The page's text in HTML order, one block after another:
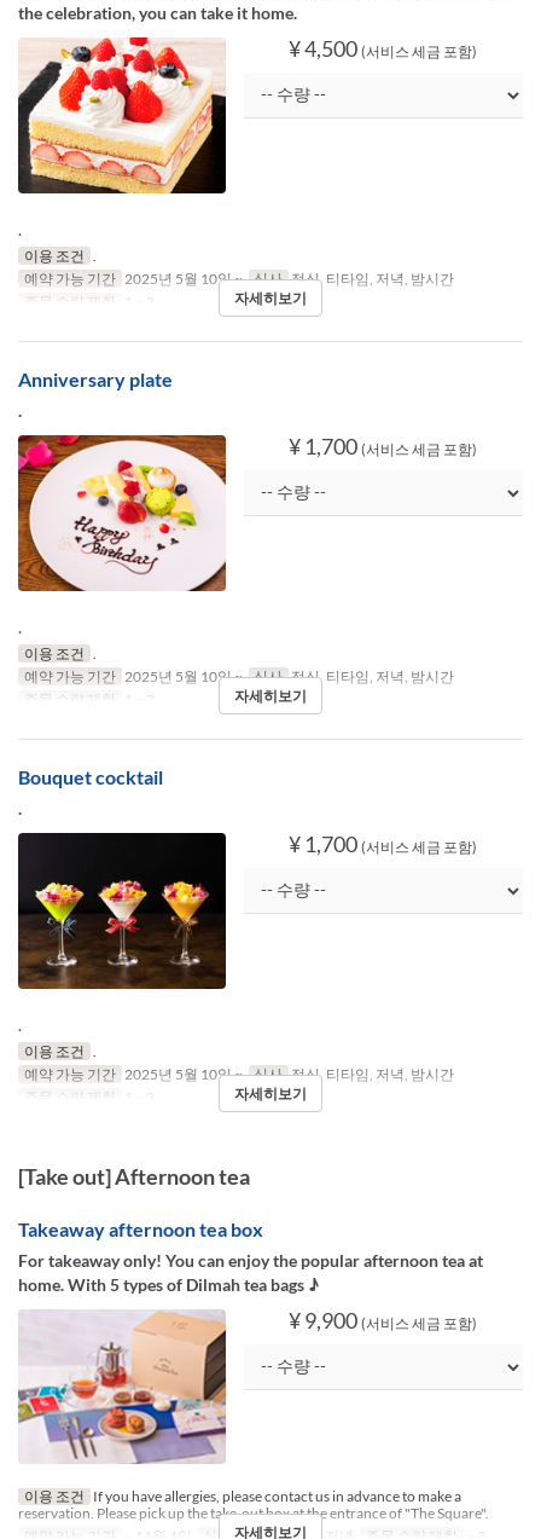
the celebration, you can take it home.
¥ 4,500 (서비스 세금 포함)
.
이용 조건 .
예약 가능 기간 2025년 5월 10일 ~ 식사 점심, 티타임, 저녁, 밤시간
주문 수량 제한
1 ~ 3 자세히보기
Anniversary plate
.
¥ 1,700 (서비스 세금 포함)
.
이용 조건
예약 가능 기간 2025년 5월 10일 ~ 식사 점심, 티타임, 저녁, 밤시간
주문 수량 제한
1 ~ 3 자세히보기
Bouquet cocktail
.
¥ 1,700 (서비스 세금 포함)
.
이용 조건
예약 가능 기간 2025년 5월 10일 ~ 식사 점심, 티타임, 저녁, 밤시간
주문 수량 제한
1 ~ 3 자세히보기
[Take out] Afternoon tea
Takeaway afternoon tea box
For takeaway only! You can enjoy the popular afternoon tea at
home. With 5 types of Dilmah tea bags ♪
¥ 9,900 (서비스 세금 포함)
이용 조건
If you have allergies, please contact us in advance to make a
reservation. Please pick up the take-out box at the entrance of "The Square".
자세히보기